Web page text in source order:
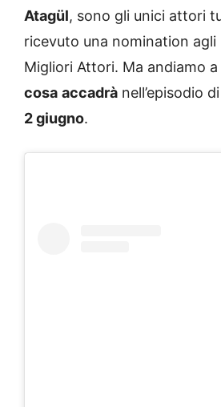
Atagül, sono gli unici attori
ricevuto una nomination agli
Migliori Attori. Ma andiamo
cosa accadrà nell’episodio
2 giugno.